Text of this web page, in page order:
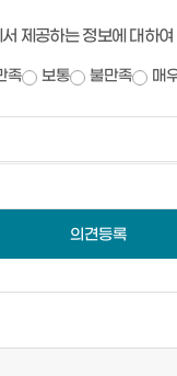
제공하는 정보에 대하
족 보통 불만족 매
의견등록